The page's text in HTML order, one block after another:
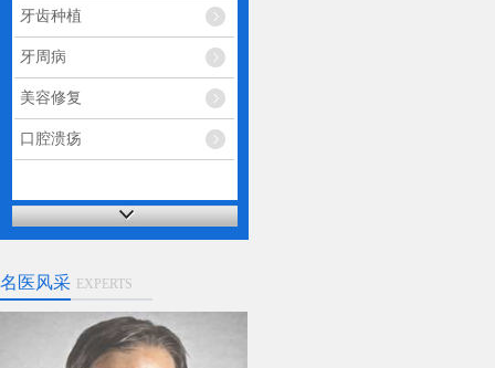
牙齿种植
牙周病
美容修复
口腔溃疡
名医风采 EXPERTS